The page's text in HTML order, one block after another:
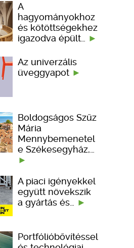
A
hagyományokhoz
és kötöttségekhez
igazodva épült…
Az univerzális
üveggyapot
Boldogságos Szűz
Mária
Mennybemenetel
e Székesegyház,…
A piaci igényekkel
együtt növekszik
a gyártás és…
Portfólióbővítéssel